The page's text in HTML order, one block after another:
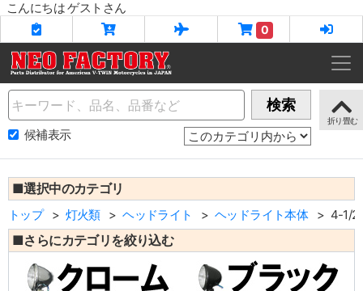
こんにちは ゲストさん
0
Name 検索
候補表示
■選択中のカテゴリ
トップ 灯火類 ヘッドライト ヘッドライト本体 4-1/
■さらにカテゴリを絞り込む